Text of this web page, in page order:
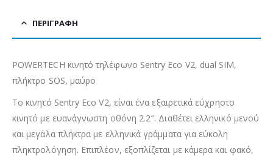
ΠΕΡΙΓΡΑΦΉ
POWERTECH κινητό τηλέφωνο Sentry Eco V2, dual SIM,
πλήκτρο SOS, μαύρο
To κινητό Sentry Eco V2, είναι ένα εξαιρετικά εύχρηστο
κινητό με ευανάγνωστη οθόνη 2.2″. Διαθέτει ελληνικό μενού
και μεγάλα πλήκτρα με ελληνικά γράμματα για εύκολη
πληκτρολόγηση. Επιπλέον, εξοπλίζεται με κάμερα και φακό,